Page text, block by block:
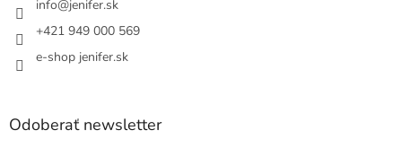
info@jenifer.sk
+421 949 000 569
e-shop jenifer.sk
Odoberať newsletter